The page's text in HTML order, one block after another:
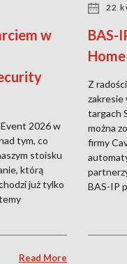
w
2026 w
tym, co
stoisku
którą
już tylko
Read More
22
BAS-
Z
zakresie
targach
można
firmy
BAS-IP